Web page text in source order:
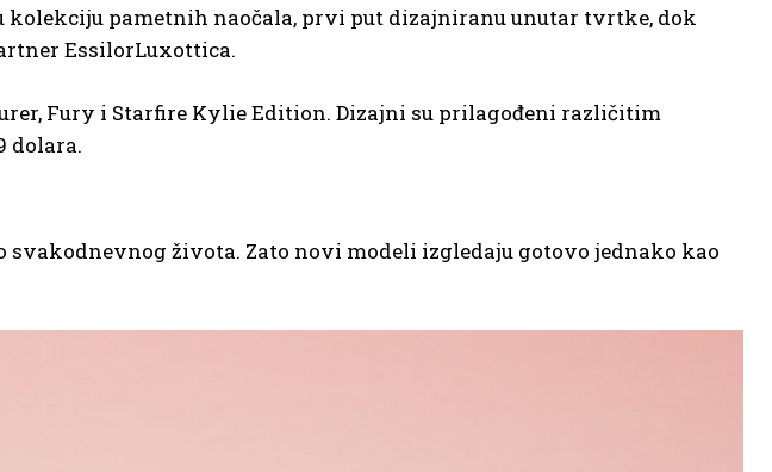
pametnih naočala, prvi put dizajniranu unutar tvrtke, dok
EssilorLuxottica.
Fury i Starfire Kylie Edition. Dizajni su prilagođeni različitim
dolara.
svakodnevnog života. Zato novi modeli izgledaju gotovo jednako kao